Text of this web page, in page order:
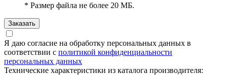
* Размер файла не более 20 МБ.
Заказать
Я даю согласие на обработку персональных данных в
соответствии с политикой конфиденциальности
персональных данных
Технические характеристики из каталога производителя: